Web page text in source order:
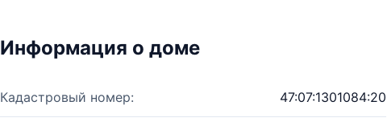
Информация о доме
Кадастровый номер: 47:07:1301084:20